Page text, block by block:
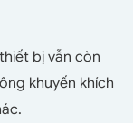
bị vẫn còn
khuyến khích